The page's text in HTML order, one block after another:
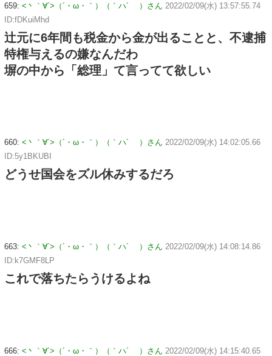
659: <丶｀∀´>（´・ω・｀）（｀ハ´ ）さん 2022/02/09(水) 13:57:55.74
ID:fDKuiMhd
辻元に6年間も税金から金が出ることと、不逮捕
特権与えるの嫌なんだわ
塀の中から「総理」て言ってて欲しい
660: <丶｀∀´>（´・ω・｀）（｀ハ´ ）さん 2022/02/09(水) 14:02:05.66
ID:5y1BKUBI
どうせ国会をズル休みするだろ
663: <丶｀∀´>（´・ω・｀）（｀ハ´ ）さん 2022/02/09(水) 14:08:14.86
ID:k7GMF8LP
これで落ちたらうけるよね
666: <丶｀∀´>（´・ω・｀）（｀ハ´ ）さん 2022/02/09(水) 14:15:40.65